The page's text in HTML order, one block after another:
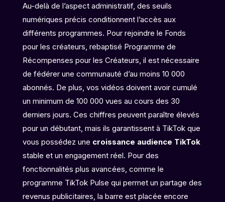
Au-delà de l’aspect administratif, des seuils
numériques précis conditionnent l’accès aux
différents programmes. Pour rejoindre le Fonds
pour les créateurs, rebaptisé Programme de
Récompenses pour les Créateurs, il est nécessaire
de fédérer une communauté d’au moins 10 000
abonnés. De plus, vos vidéos doivent avoir cumulé
un minimum de 100 000 vues au cours des 30
derniers jours. Ces chiffres peuvent paraître élevés
pour un débutant, mais ils garantissent à TikTok que
vous possédez une croissance audience TikTok
stable et un engagement réel. Pour des
fonctionnalités plus avancées, comme le
programme TikTok Pulse qui permet un partage des
revenus publicitaires, la barre est placée encore